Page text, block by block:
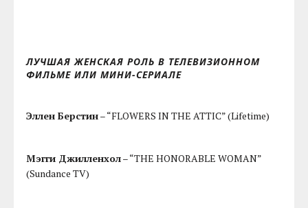
ЛУЧШАЯ ЖЕНСКАЯ РОЛЬ В ТЕЛЕВИЗИОННОМ
ФИЛЬМЕ ИЛИ МИНИ-СЕРИАЛЕ
Эллен Берстин– “FLOWERS IN THE ATTIC” (Lifetime)
Мэгги Джилленхол– “THE HONORABLE WOMAN”
(Sundance TV)